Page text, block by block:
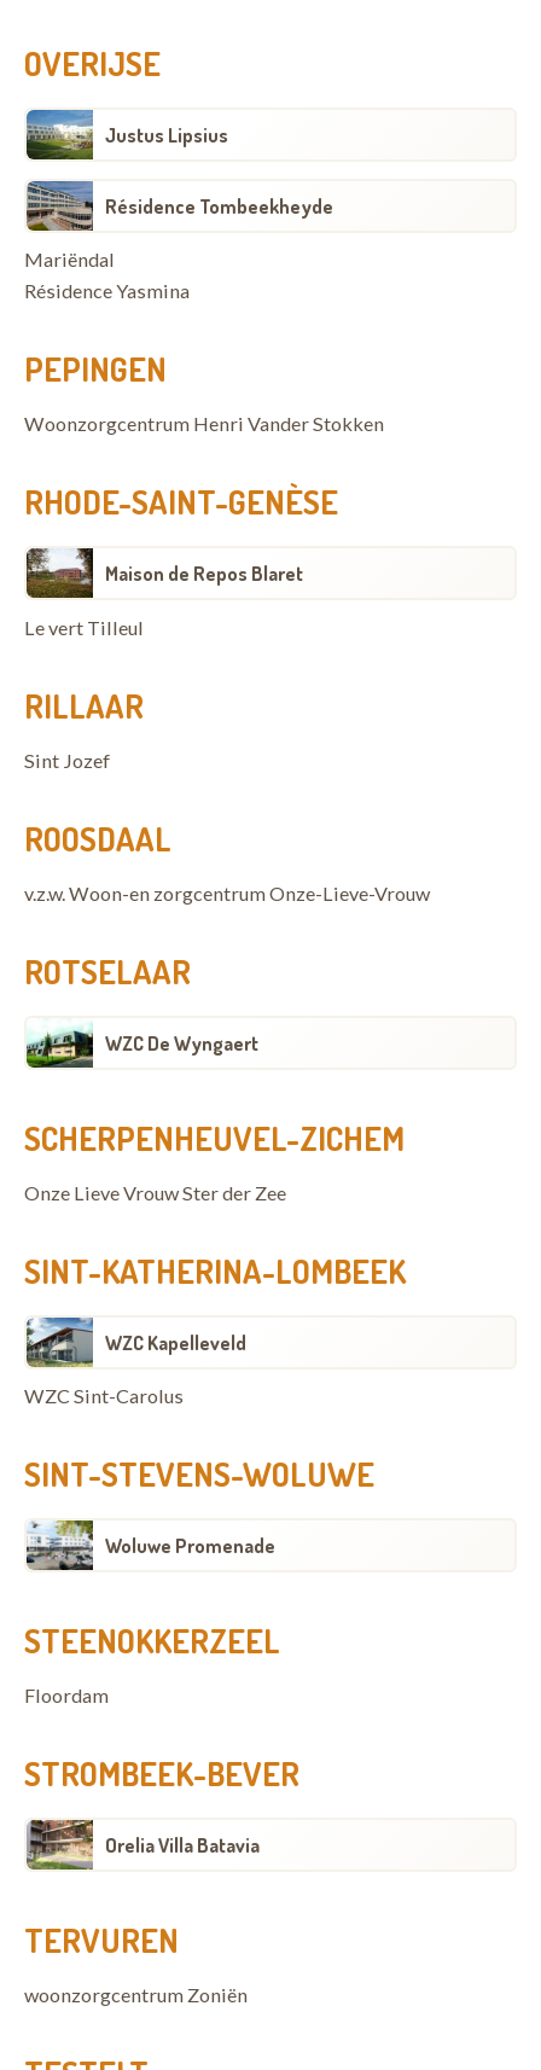
OVERIJSE
Justus Lipsius
Résidence Tombeekheyde
Mariëndal
Résidence Yasmina
PEPINGEN
Woonzorgcentrum Henri Vander Stokken
RHODE-SAINT-GENÈSE
Maison de Repos Blaret
Le vert Tilleul
RILLAAR
Sint Jozef
ROOSDAAL
v.z.w. Woon-en zorgcentrum Onze-Lieve-Vrouw
ROTSELAAR
WZC De Wyngaert
SCHERPENHEUVEL-ZICHEM
Onze Lieve Vrouw Ster der Zee
SINT-KATHERINA-LOMBEEK
WZC Kapelleveld
WZC Sint-Carolus
SINT-STEVENS-WOLUWE
Woluwe Promenade
STEENOKKERZEEL
Floordam
STROMBEEK-BEVER
Orelia Villa Batavia
TERVUREN
woonzorgcentrum Zoniën